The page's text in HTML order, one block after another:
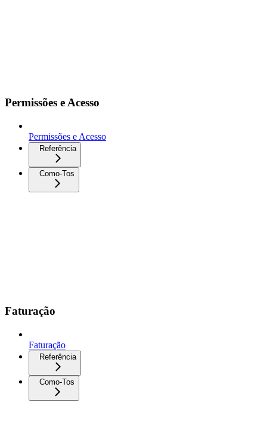
Permissões e Acesso
Permissões e Acesso
Referência
Como-Tos
Faturação
Faturação
Referência
Como-Tos